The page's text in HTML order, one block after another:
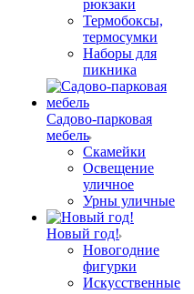
рюкзаки
Термобоксы,
термосумки
Наборы для
пикника
Садово-парковая
мебель
Скамейки
Освещение
уличное
Урны уличные
Новый год!
Новогодние
фигурки
Искусственные